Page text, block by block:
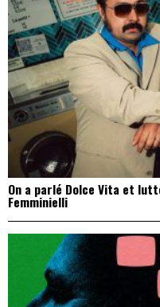
On a parlé Dolce Vita et
Femminielli